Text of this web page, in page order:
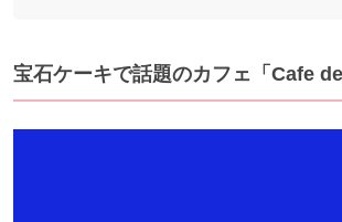
宝石ケーキで話題のカフェ「Cafe